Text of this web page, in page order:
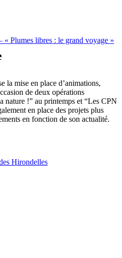
« Plumes libres : le grand voyage »
la mise en place d’animations,
de deux opérations
nature !” au printemps et “Les CPN
en place des projets plus
en fonction de son actualité.